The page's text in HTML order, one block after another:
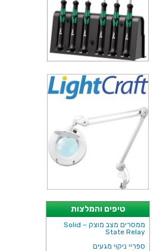
טיפים והמלצות
ממסרים מצב מוצק – Solid
State Relay
ספריי ניקוי מגעים